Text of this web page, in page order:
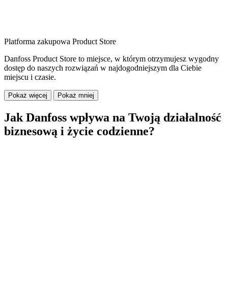
Platforma zakupowa Product Store
Danfoss Product Store to miejsce, w którym otrzymujesz wygodny
dostęp do naszych rozwiązań w najdogodniejszym dla Ciebie
miejscu i czasie.
Pokaż więcej Pokaż mniej
Jak Danfoss wpływa na Twoją działalność
biznesową i życie codzienne?